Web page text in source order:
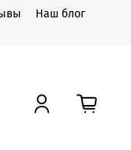
Наш блог